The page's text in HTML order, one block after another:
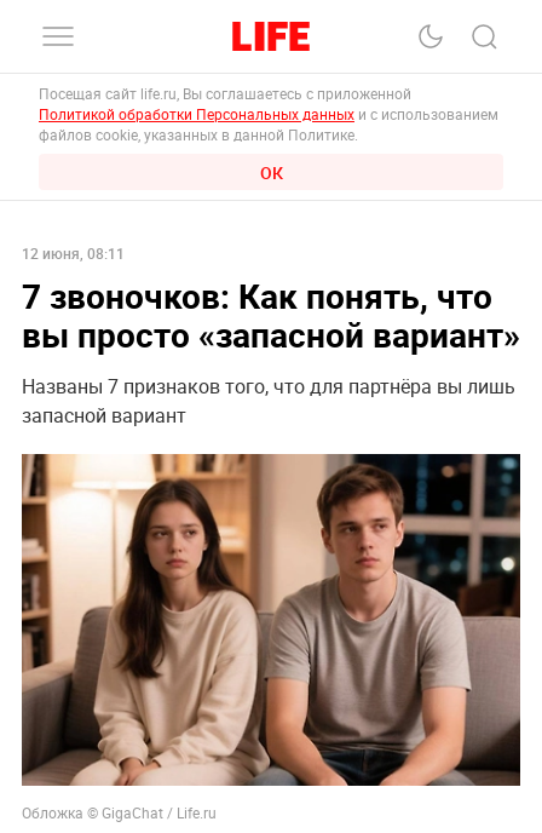
Посещая сайт life.ru, Вы соглашаетесь с приложенной
Политикой обработки Персональных данных и с использованием
файлов cookie, указанных в данной Политике.
ОК
12 июня, 08:11
7 звоночков: Как понять, что
вы просто «запасной вариант»
Названы 7 признаков того, что для партнёра вы лишь
запасной вариант
Обложка © GigaChat / Life.ru